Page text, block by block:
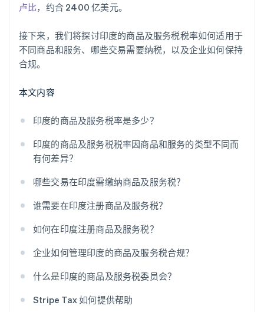
卢比，约合 2400 亿美元。
接下来，我们将探讨印度的商品及服务税税率如何适用于
不同商品和服务、哪些交易需要纳税，以及企业如何保持
合规。
本文内容
印度的商品及服务税率是多少？
印度的商品及服务税税率因商品和服务的类型不同而
有何差异？
哪些交易在印度需缴纳商品及服务税？
谁需要在印度注册商品及服务税？
如何在印度注册商品及服务税？
企业如何管理印度的商品及服务税合规？
什么是印度的商品及服务税委员会？
Stripe Tax 如何提供帮助